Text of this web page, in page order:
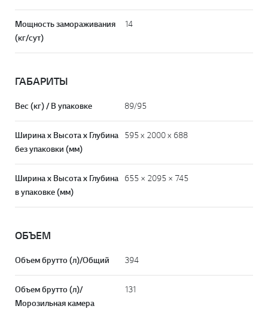
Мощность замораживания
(кг/сут)
14
ГАБАРИТЫ
Вес (кг) / В упаковке 89/95
Ширина х Высота х Глубина
без упаковки (мм)
595 x 2000 x 688
Ширина х Высота х Глубина
в упаковке (мм)
655 × 2095 × 745
ОБЪЕМ
Объем брутто (л)/Общий 394
Объем брутто (л)/
Морозильная камера
131